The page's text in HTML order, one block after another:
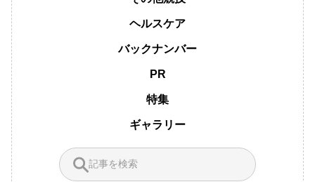
ヘルスケア
バックナンバー
PR
特集
ギャラリー